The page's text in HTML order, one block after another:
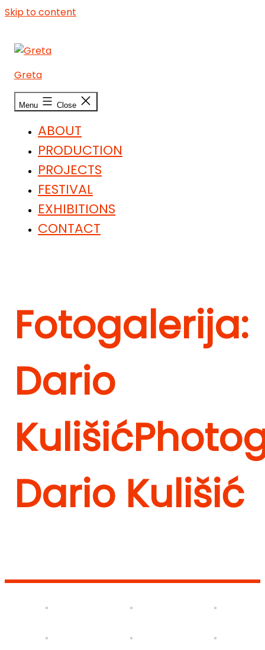
Skip to content
Greta
Menu Close
ABOUT
PRODUCTION
PROJECTS
FESTIVAL
EXHIBITIONS
CONTACT
Fotogalerija:
Dario
Kulišić
Dario Kulišić